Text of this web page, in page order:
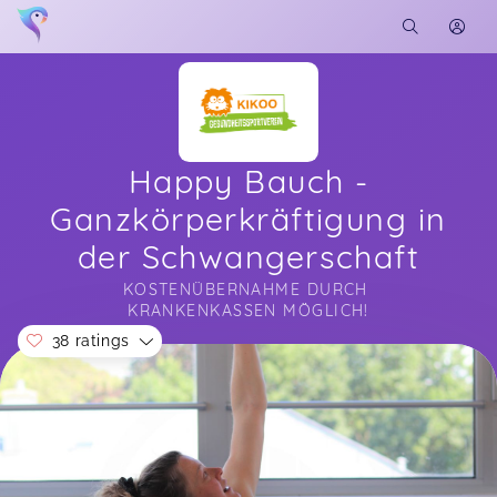
Happy Bauch -
Ganzkörperkräftigung in
der Schwangerschaft
KOSTENÜBERNAHME DURCH
KRANKENKASSEN MÖGLICH!
Soon you will learn more about me here...
38 ratings
Maria macht das einfach super. Der Sport ist eine
angenehme Begleitung zur Schwangerschaft und
gibt auch wichtige Tools mit an die Hand, die
immer eingesetzt werden können, wenn
Schwangerschaftsbeschwerden auftreten. Ich bin